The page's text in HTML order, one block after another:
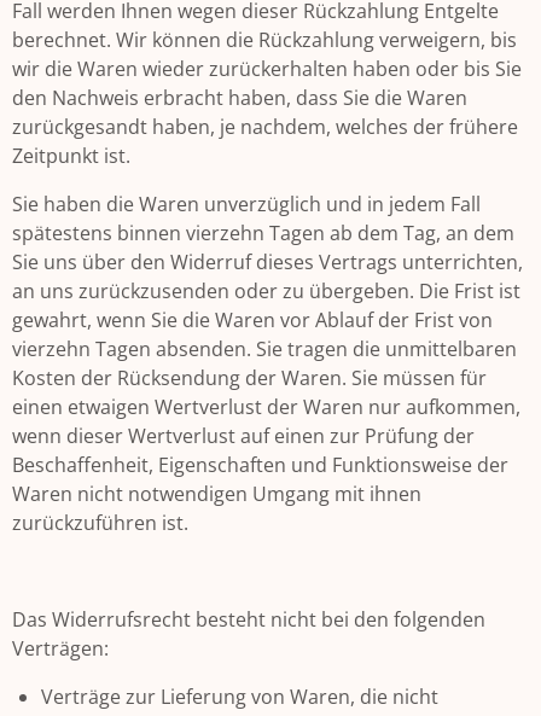
Fall werden Ihnen wegen dieser Rückzahlung Entgelte
berechnet. Wir können die Rückzahlung verweigern, bis
wir die Waren wieder zurückerhalten haben oder bis Sie
den Nachweis erbracht haben, dass Sie die Waren
zurückgesandt haben, je nachdem, welches der frühere
Zeitpunkt ist.
Sie haben die Waren unverzüglich und in jedem Fall
spätestens binnen vierzehn Tagen ab dem Tag, an dem
Sie uns über den Widerruf dieses Vertrags unterrichten,
an uns zurückzusenden oder zu übergeben. Die Frist ist
gewahrt, wenn Sie die Waren vor Ablauf der Frist von
vierzehn Tagen absenden. Sie tragen die unmittelbaren
Kosten der Rücksendung der Waren. Sie müssen für
einen etwaigen Wertverlust der Waren nur aufkommen,
wenn dieser Wertverlust auf einen zur Prüfung der
Beschaffenheit, Eigenschaften und Funktionsweise der
Waren nicht notwendigen Umgang mit ihnen
zurückzuführen ist.
Das Widerrufsrecht besteht nicht bei den folgenden
Verträgen:
Verträge zur Lieferung von Waren, die nicht